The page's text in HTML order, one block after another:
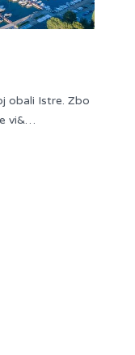
obali Istre. Zbo
vi&…